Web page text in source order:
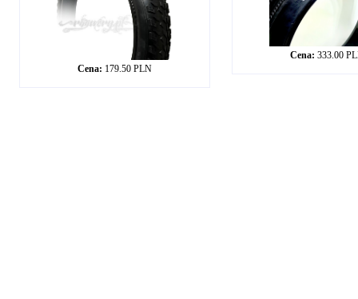
Cena: 179.50 PLN
Cena: 333.00